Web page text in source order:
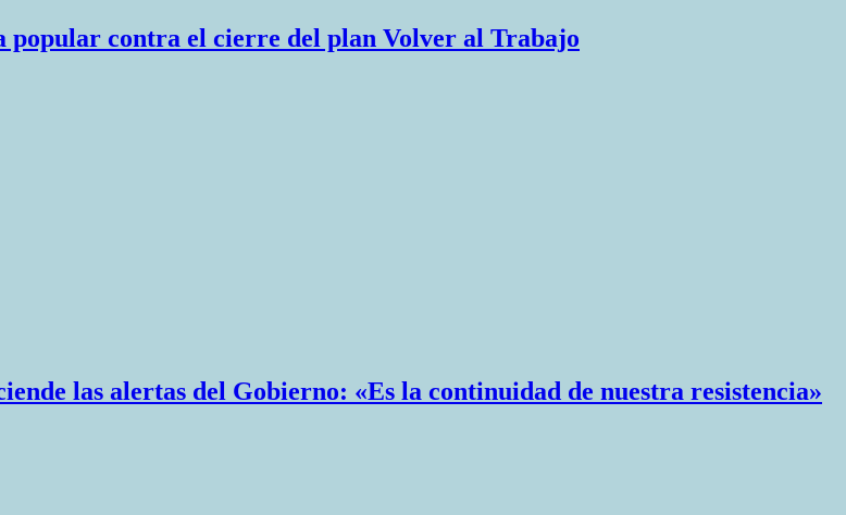
popular contra el cierre del plan Volver al Trabajo
las alertas del Gobierno: «Es la continuidad de nuestra resistencia»